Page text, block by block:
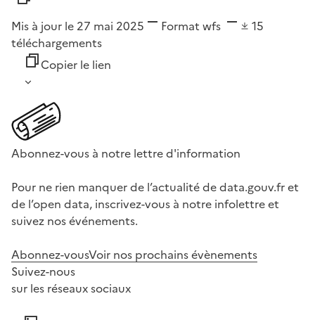
Mis à jour le 27 mai 2025 Format wfs
15
téléchargements
Copier le lien
Abonnez-vous à notre lettre d'information
Pour ne rien manquer de l’actualité de data.gouv.fr et
de l’open data, inscrivez-vous à notre infolettre et
suivez nos événements.
Abonnez-vousVoir nos prochains évènements
Suivez-nous
sur les réseaux sociaux